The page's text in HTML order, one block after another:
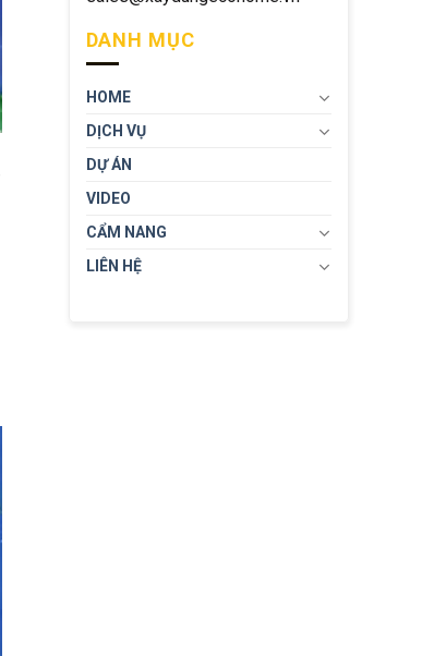
DANH MỤC
HOME
DỊCH VỤ
DỰ ÁN
VIDEO
CẨM NANG
LIÊN HỆ